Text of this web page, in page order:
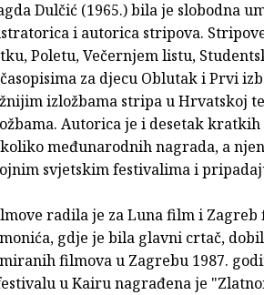
Dulčić (1965.) bila je slobodna
i autorica stripova.
Poletu, Večernjem listu,
za djecu Oblutak i Prvi
izložbama stripa u Hrvatskoj
Autorica je i desetak
međunarodnih nagrada, a
svjetskim festivalima i
radila je za Luna film i
gdje je bila glavni crtač,
filmova u Zagrebu 1987.
u Kairu nagrađena je